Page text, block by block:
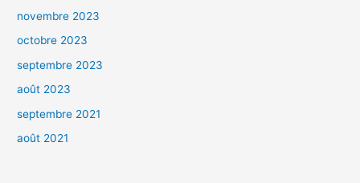
novembre 2023
octobre 2023
septembre 2023
août 2023
septembre 2021
août 2021